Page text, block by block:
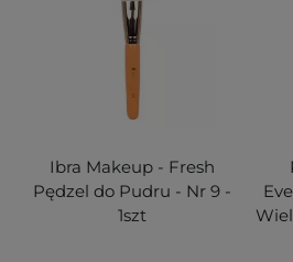
Ibra Makeup - Fresh
Pędzel do Pudru - Nr 9 -
1szt